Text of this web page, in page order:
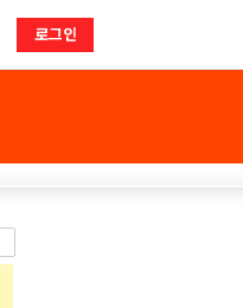
로그인